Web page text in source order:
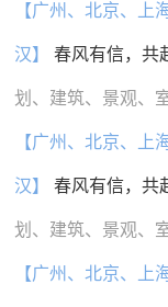
【广州、北京、上
汉】 春风有信，共
划、建筑、景观、
【广州、北京、上
汉】 春风有信，共
划、建筑、景观、
【广州、北京、上